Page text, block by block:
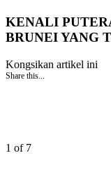
KENALI
BRUNEI YANG
Kongsikan artikel ini
Share this...
1 of 7